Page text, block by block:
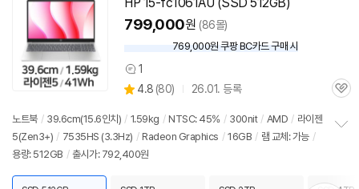
799,000원 (86몰)
우
할
인
769,000원 쿠팡 BC카드 구매 시
상
품
견
1
별
점
4.8 (상
리
뷰
80) 26.01. 등록
관
노트북 / 39.6cm(15.6인치) / 1.59kg / NTSC: 45% / 300nit / AMD / 라이젠
5(Zen3+) / 7535HS (3.3Hz) / Radeon Graphics / 16GB / 램 교체: 가능 /
용량: 512GB / 출시가: 792,400원
치